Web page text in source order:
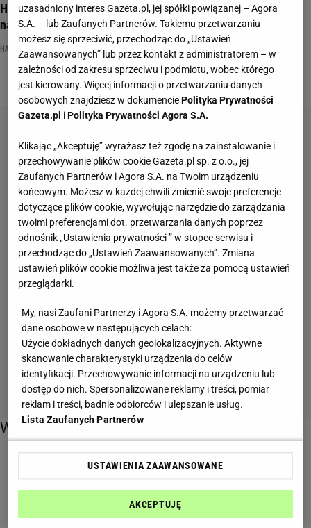
Halloweenowy psychotest. Twoje przebranie zdradzi, kim
naprawdę jesteś!
HALLOWEEN NAJNOWSZE QUIZY DZISIAJ DODANE PRZEBRANIA NA HALLOWEEN
Więcej o:
przebrania na halloween
Wszyscy na to czekali. Heidi Klum zszokowała
przebraniem na Halloween
uzasadniony interes Gazeta.pl, jej spółki powiązanej – Agora
S.A. – lub Zaufanych Partnerów. Takiemu przetwarzaniu
możesz się sprzeciwić, przechodząc do „Ustawień
Zaawansowanych” lub przez kontakt z administratorem – w
zależności od zakresu sprzeciwu i podmiotu, wobec którego
jest kierowany. Więcej informacji o przetwarzaniu danych
osobowych znajdziesz w dokumenciePolityka Prywatności
Gazeta.pl iPolityka Prywatności Agora S.A.
Klikając „Akceptuję” wyrażasz też zgodę na zainstalowanie i
przechowywanie plików cookie Gazeta.pl sp. z o.o., jej
Zaufanych Partnerów i Agora S.A. na Twoim urządzeniu
końcowym. Możesz w każdej chwili zmienić swoje preferencje
dotyczące plików cookie, wywołując narzędzie do zarządzania
twoimi preferencjami dot. przetwarzania danych poprzez
odnośnik „Ustawienia prywatności ” w stopce serwisu i
przechodząc do „Ustawień Zaawansowanych”. Zmiana
ustawień plików cookie możliwa jest także za pomocą ustawień
przeglądarki.
My, nasi Zaufani Partnerzy i Agora S.A. możemy przetwarzać
dane osobowe w następujących celach:
Użycie dokładnych danych geolokalizacyjnych. Aktywne
skanowanie charakterystyki urządzenia do celów
identyfikacji. Przechowywanie informacji na urządzeniu lub
dostęp do nich. Spersonalizowane reklamy i treści, pomiar
reklam i treści, badnie odbiorców i ulepszanie usług.
Lista Zaufanych Partnerów
USTAWIENIA ZAAWANSOWANE
AKCEPTUJĘ